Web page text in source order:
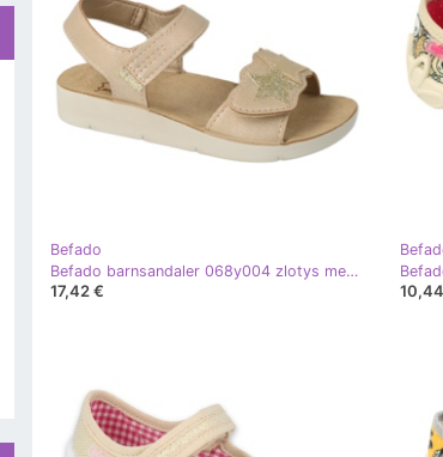
Befado
Befado barnsandaler 068y004 zlotys med zirkoner gyllene
17,42 €